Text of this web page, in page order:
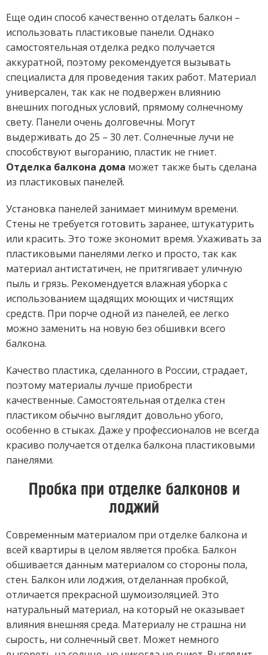
Еще один способ качественно отделать балкон –
использовать пластиковые панели. Однако
самостоятельная отделка редко получается
аккуратной, поэтому рекомендуется вызывать
специалиста для проведения таких работ. Материал
универсален, так как не подвержен влиянию
внешних погодных условий, прямому солнечному
свету. Панели очень долговечны. Могут
выдерживать до 25 – 30 лет. Солнечные лучи не
способствуют выгоранию, пластик не гниет.
Отделка балкона дома может также быть сделана
из пластиковых панелей.
Установка панелей занимает минимум времени.
Стены не требуется готовить заранее, штукатурить
или красить. Это тоже экономит время. Ухаживать за
пластиковыми панелями легко и просто, так как
материал антистатичен, не притягивает уличную
пыль и грязь. Рекомендуется влажная уборка с
использованием щадящих моющих и чистящих
средств. При порче одной из панелей, ее легко
можно заменить на новую без обшивки всего
балкона.
Качество пластика, сделанного в России, страдает,
поэтому материалы лучше приобрести
качественные. Самостоятельная отделка стен
пластиком обычно выглядит довольно убого,
особенно в стыках. Даже у профессионалов не всегда
красиво получается отделка балкона пластиковыми
панелями.
Пробка при отделке балконов и
лоджий
Современным материалом при отделке балкона и
всей квартиры в целом является пробка. Балкон
обшивается данным материалом со стороны пола,
стен. Балкон или лоджия, отделанная пробкой,
отличается прекрасной шумоизоляцией. Это
натуральный материал, на который не оказывает
влияния внешняя среда. Материалу не страшна ни
сырость, ни солнечный свет. Может немного